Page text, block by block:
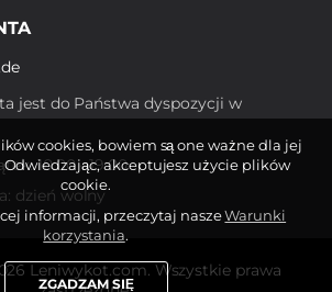
jest do Państwa dyspozycji w
10:00 - 19:00
dzień wolny
Leniwykot.com. Wszystkie prawa
cookies, bowiem są one ważne dla jej
akceptujesz użycie plików
cookie.
informacji, przeczytaj naszeWarunki
korzystania.
ZGADZAM SIĘ